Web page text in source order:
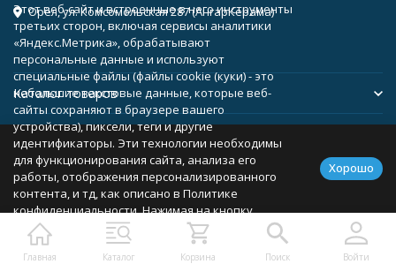
Главная Каталог Корзина Поиск Войти
Орёл, ул. Комсомольская 287 (АнгарКерама)
Каталог товаров
Помощь
Политика персональных данных Карта сайта
Этот веб-сайт и встроенные в него инструменты
третьих сторон, включая сервисы аналитики
«Яндекс.Метрика», обрабатывают
персональные данные и используют
специальные файлы (файлы cookie (куки) - это
небольшие текстовые данные, которые веб-
сайты сохраняют в браузере вашего
устройства), пиксели, теги и другие
идентификаторы. Эти технологии необходимы
для функционирования сайта, анализа его
работы, отображения персонализированного
контента, и тд, как описано в Политике
конфиденциальности. Нажимая на кнопку
«Соглашаюсь», вы соглашаетесь с
использованием указанных технологий и
подтверждаете свое согласие на обработку
Хорошо